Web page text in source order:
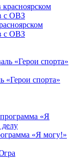
с ОВЗ
«Герои спорта»
«Я могу!»